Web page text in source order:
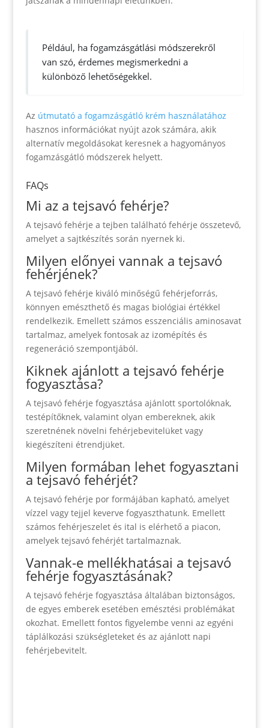
Például, ha fogamzásgátlási módszerekről
van szó, érdemes megismerkedni a
különböző lehetőségekkel.
Az útmutató a fogamzásgátló krém használatához
hasznos információkat nyújt azok számára, akik
alternatív megoldásokat keresnek a hagyományos
fogamzásgátló módszerek helyett.
FAQs
Mi az a tejsavó fehérje?
A tejsavó fehérje a tejben található fehérje összetevő,
amelyet a sajtkészítés során nyernek ki.
Milyen előnyei vannak a tejsavó
fehérjének?
A tejsavó fehérje kiváló minőségű fehérjeforrás,
könnyen emészthető és magas biológiai értékkel
rendelkezik. Emellett számos esszenciális aminosavat
tartalmaz, amelyek fontosak az izomépítés és
regeneráció szempontjából.
Kiknek ajánlott a tejsavó fehérje
fogyasztása?
A tejsavó fehérje fogyasztása ajánlott sportolóknak,
testépítőknek, valamint olyan embereknek, akik
szeretnének növelni fehérjebevitelüket vagy
kiegészíteni étrendjüket.
Milyen formában lehet fogyasztani
a tejsavó fehérjét?
A tejsavó fehérje por formájában kapható, amelyet
vízzel vagy tejjel keverve fogyaszthatunk. Emellett
számos fehérjeszelet és ital is elérhető a piacon,
amelyek tejsavó fehérjét tartalmaznak.
Vannak-e mellékhatásai a tejsavó
fehérje fogyasztásának?
A tejsavó fehérje fogyasztása általában biztonságos,
de egyes emberek esetében emésztési problémákat
okozhat. Emellett fontos figyelembe venni az egyéni
táplálkozási szükségleteket és az ajánlott napi
fehérjebevitelt.